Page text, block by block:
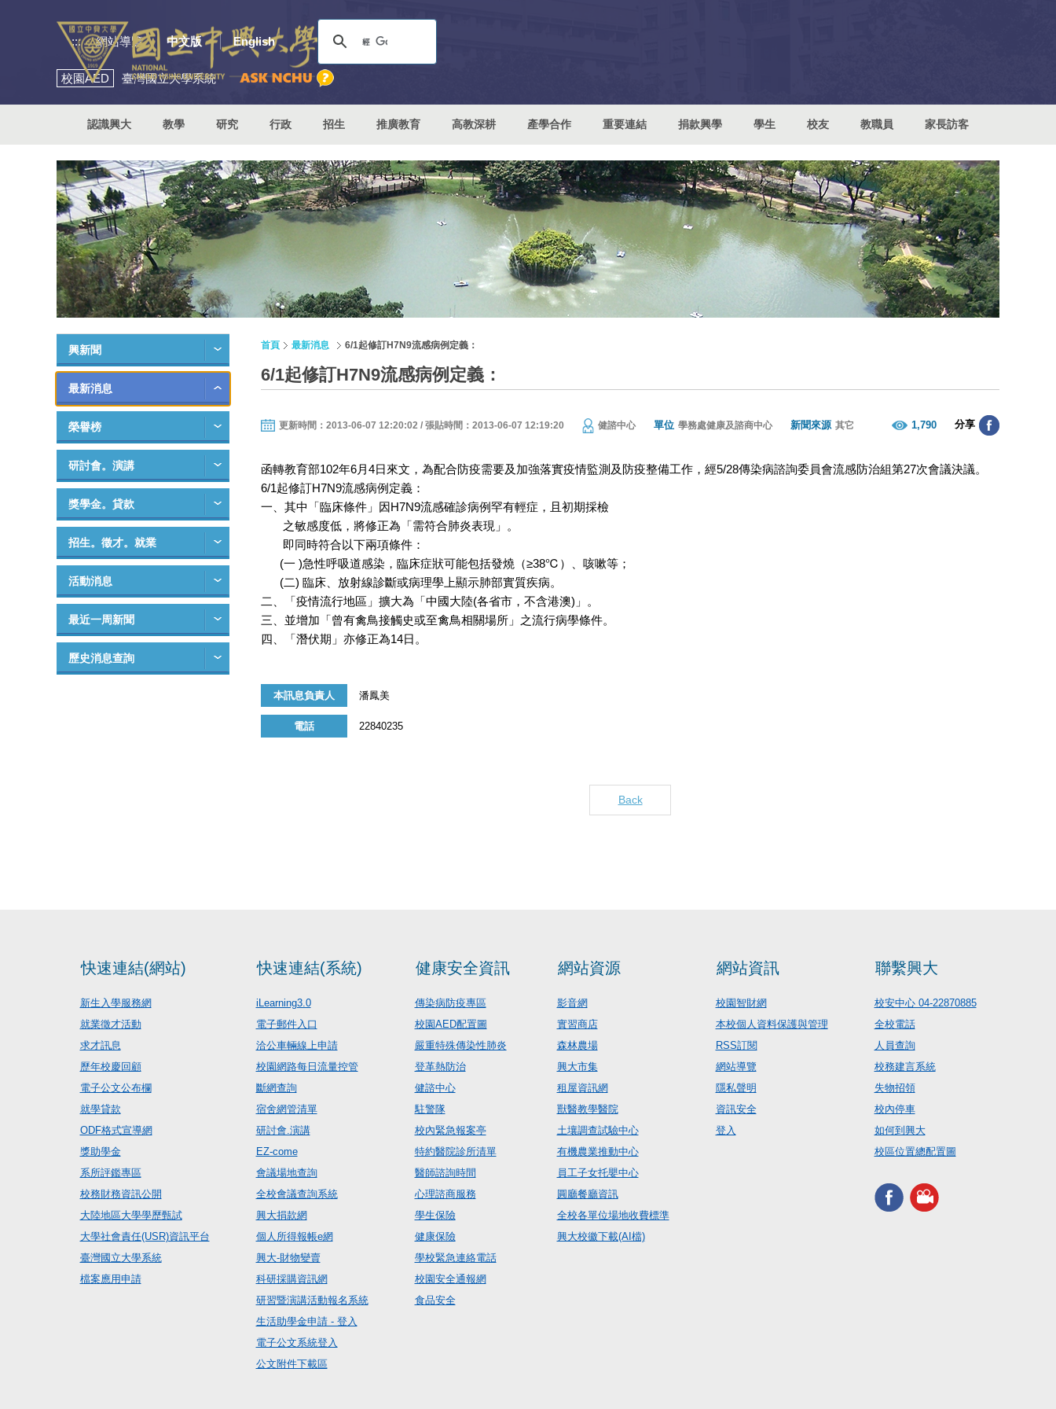
::: 網站導覽 中文版 English
校園AED 臺灣國立大學系統
認識興大 教學 研究 行政 招生 推廣教育 高教深耕 產學合作 重要連結 捐款興學 學生 校友 教職員 家長訪客
興新聞
最新消息
榮譽榜
研討會。演講
獎學金。貸款
招生。徵才。就業
活動消息
最近一周新聞
歷史消息查詢
首頁 最新消息 6/1起修訂H7N9流感病例定義：
6/1起修訂H7N9流感病例定義：
更新時間：2013-06-07 12:20:02 / 張貼時間：2013-06-07 12:19:20 健諮中心 單位 學務處健康及諮商中心 新聞來源 其它 1,790 分享
函轉教育部102年6月4日來文，為配合防疫需要及加強落實疫情監測及防疫整備工作，經5/28傳染病諮詢委員會流感防治組第27次會議決議。
6/1起修訂H7N9流感病例定義：
一、其中「臨床條件」因H7N9流感確診病例罕有輕症，且初期採檢
之敏感度低，將修正為「需符合肺炎表現」。
即同時符合以下兩項條件：
(一 )急性呼吸道感染，臨床症狀可能包括發燒（≥38℃）、咳嗽等；
(二) 臨床、放射線診斷或病理學上顯示肺部實質疾病。
二、「疫情流行地區」擴大為「中國大陸(各省市，不含港澳)」。
三、並增加「曾有禽鳥接觸史或至禽鳥相關場所」之流行病學條件。
四、「潛伏期」亦修正為14日。
本訊息負責人 潘鳳美
電話 22840235
Back
快速連結(網站)
新生入學服務網
就業徵才活動
求才訊息
歷年校慶回顧
電子公文公布欄
就學貸款
ODF格式宣導網
獎助學金
系所評鑑專區
校務財務資訊公開
大陸地區大學學歷甄試
大學社會責任(USR)資訊平台
臺灣國立大學系統
檔案應用申請
快速連結(系統)
iLearning3.0
電子郵件入口
洽公車輛線上申請
校園網路每日流量控管
斷網查詢
宿舍網管清單
研討會.演講
EZ-come
會議場地查詢
全校會議查詢系統
興大捐款網
個人所得報帳e網
興大-財物變賣
科研採購資訊網
研習暨演講活動報名系統
生活助學金申請 - 登入
電子公文系統登入
公文附件下載區
健康安全資訊
傳染病防疫專區
校園AED配置圖
嚴重特殊傳染性肺炎
登革熱防治
健諮中心
駐警隊
校內緊急報案亭
特約醫院診所清單
醫師諮詢時間
心理諮商服務
學生保險
健康保險
學校緊急連絡電話
校園安全通報網
食品安全
網站資源
影音網
實習商店
森林農場
興大市集
租屋資訊網
獸醫教學醫院
土壤調查試驗中心
有機農業推動中心
員工子女托嬰中心
圓廳餐廳資訊
全校各單位場地收費標準
興大校徽下載(AI檔)
網站資訊
校園智財網
本校個人資料保護與管理
RSS訂閱
網站導覽
隱私聲明
資訊安全
登入
聯繫興大
校安中心 04-22870885
全校電話
人員查詢
校務建言系統
失物招領
校內停車
如何到興大
校區位置總配置圖